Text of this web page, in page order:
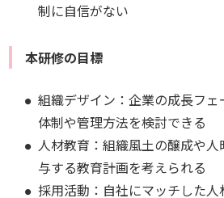
制に自信がない
本研修の目標
組織デザイン：企業の成長フ
体制や管理方法を検討できる
人材教育：組織風土の醸成や
与する教育計画を考えられる
採用活動：自社にマッチした